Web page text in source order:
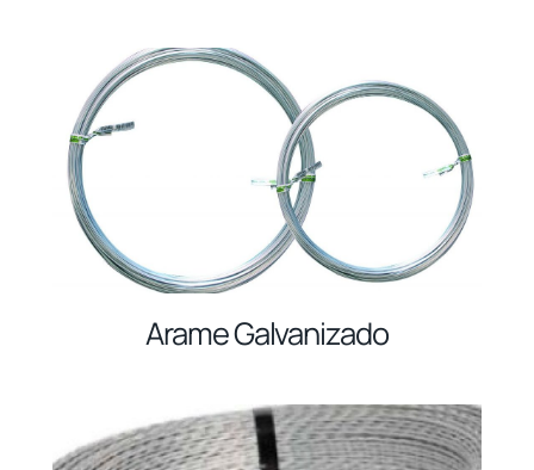
Arame Galvanizado